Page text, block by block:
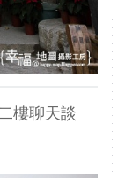
樓聊天談